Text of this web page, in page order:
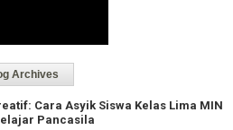
Archives
Cara Asyik Siswa Kelas Lima MIN
Pancasila